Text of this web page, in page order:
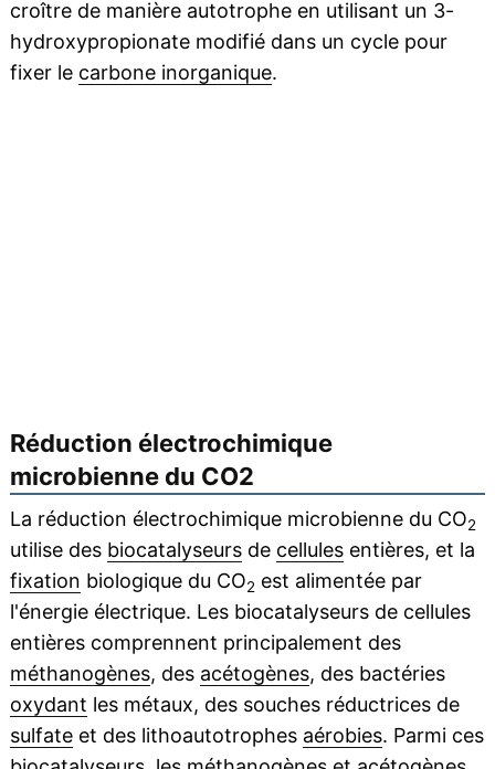
croître de manière autotrophe en utilisant un 3-
hydroxypropionate modifié dans un cycle pour
fixer le carbone inorganique.
Réduction électrochimique
microbienne du CO2
La réduction électrochimique microbienne du CO2
utilise des biocatalyseursde cellulesentières, et la
fixation biologique du CO2 est alimentée par
l'énergie électrique. Les biocatalyseurs de cellules
entières comprennent principalement des
méthanogènes, des acétogènes, des bactéries
oxydant les métaux, des souches réductrices de
sulfateet des lithoautotrophes aérobies. Parmi ces